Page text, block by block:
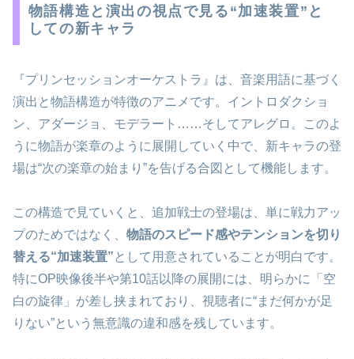
物語構造と演出の視点で見る“加速装置”と
しての新キャラ
『プリンセッションオーケストラ』は、音楽用語に基づく
演出と物語構造が特徴のアニメです。イントロダクショ
ン、アダージョ、モデラート……そしてアレグロ。このよ
うに物語が楽章のように展開していく中で、新キャラの登
場は“次の楽章の始まり”を告げる合図として機能します。
この構造で見ていくと、追加戦士の登場は、単に戦力アッ
プのためではなく、 物語のスピード感やテンションを切り
替える“加速装置” として用意されていることが明白です。
特にOP映像後半や第10話以降の展開には、明らかに「空
白の旋律」が差し挟まれており、視聴者に“まだ何かが足
りない”という無意識の違和感を残しています。